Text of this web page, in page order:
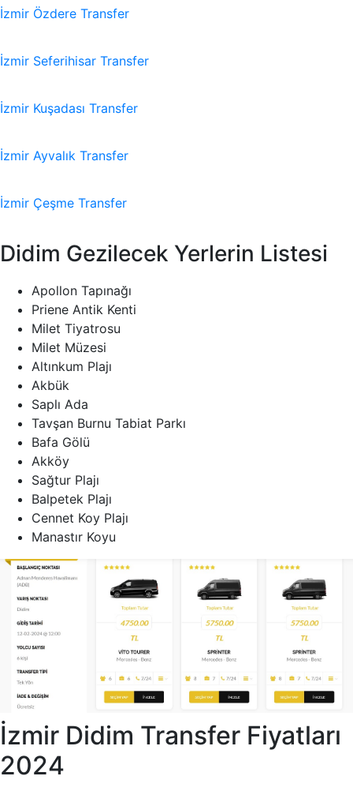
İzmir Özdere Transfer
İzmir Seferihisar Transfer
İzmir Kuşadası Transfer
İzmir Ayvalık Transfer
İzmir Çeşme Transfer
Didim Gezilecek Yerlerin Listesi
Apollon Tapınağı
Priene Antik Kenti
Milet Tiyatrosu
Milet Müzesi
Altınkum Plajı
Akbük
Saplı Ada
Tavşan Burnu Tabiat Parkı
Bafa Gölü
Akköy
Sağtur Plajı
Balpetek Plajı
Cennet Koy Plajı
Manastır Koyu
İzmir Didim Transfer Fiyatları
2024